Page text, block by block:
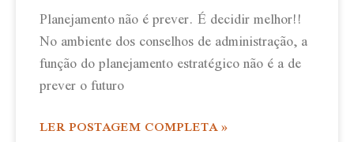
Planejamento não é prever. É decidir melhor!!
No ambiente dos conselhos de administração, a
função do planejamento estratégico não é a de
prever o futuro
LER POSTAGEM COMPLETA »